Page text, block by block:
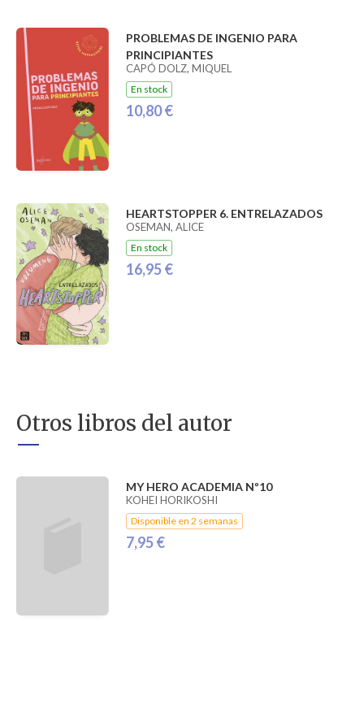
PROBLEMAS DE INGENIO PARA
PRINCIPIANTES
CAPÓ DOLZ, MIQUEL
En stock
10,80 €
HEARTSTOPPER 6. ENTRELAZADOS
OSEMAN, ALICE
En stock
16,95 €
Otros libros del autor
MY HERO ACADEMIA Nº10
KOHEI HORIKOSHI
Disponible en 2 semanas
7,95 €